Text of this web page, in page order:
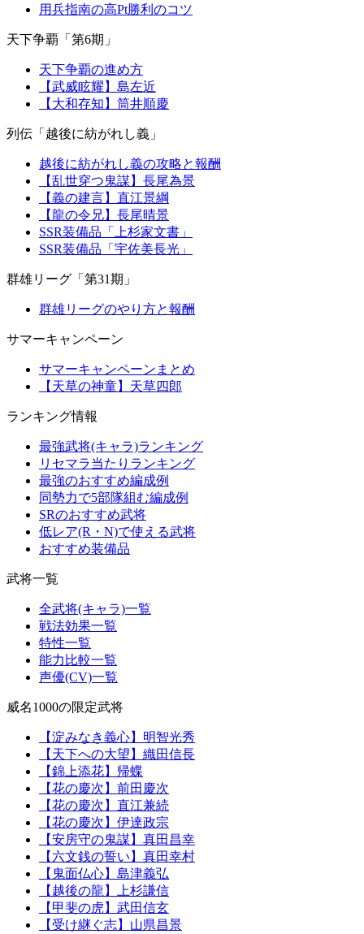
用兵指南の高Pt勝利のコツ
天下争覇「第6期」
天下争覇の進め方
【武威眩耀】島左近
【大和存知】筒井順慶
列伝「越後に紡がれし義」
越後に紡がれし義の攻略と報酬
【乱世穿つ鬼謀】長尾為景
【義の建言】直江景綱
【龍の令兄】長尾晴景
SSR装備品「上杉家文書」
SSR装備品「宇佐美長光」
群雄リーグ「第31期」
群雄リーグのやり方と報酬
サマーキャンペーン
サマーキャンペーンまとめ
【天草の神童】天草四郎
ランキング情報
最強武将(キャラ)ランキング
リセマラ当たりランキング
最強のおすすめ編成例
同勢力で5部隊組む編成例
SRのおすすめ武将
低レア(R・N)で使える武将
おすすめ装備品
武将一覧
全武将(キャラ)一覧
戦法効果一覧
特性一覧
能力比較一覧
声優(CV)一覧
威名1000の限定武将
【淀みなき義心】明智光秀
【天下への大望】織田信長
【錦上添花】帰蝶
【花の慶次】前田慶次
【花の慶次】直江兼続
【花の慶次】伊達政宗
【安房守の鬼謀】真田昌幸
【六文銭の誓い】真田幸村
【鬼面仏心】島津義弘
【越後の龍】上杉謙信
【甲斐の虎】武田信玄
【受け継ぐ志】山県昌景